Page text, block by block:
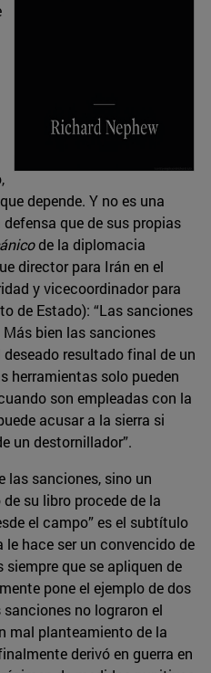
depende. Y no es una
que de sus propias
de la diplomacia
director para Irán en el
y vicecoordinador para
de Estado): “Las sanciones
bien las sanciones
resultado final de un
herramientas solo pueden
son empleadas con la
acusar a la sierra si
un destornillador”.
las sanciones, sino un
su libro procede de la
el campo” es el subtítulo
le hace ser un convencido de
que se apliquen de
pone el ejemplo de dos
no lograron el
mal planteamiento de la
derivó en guerra en